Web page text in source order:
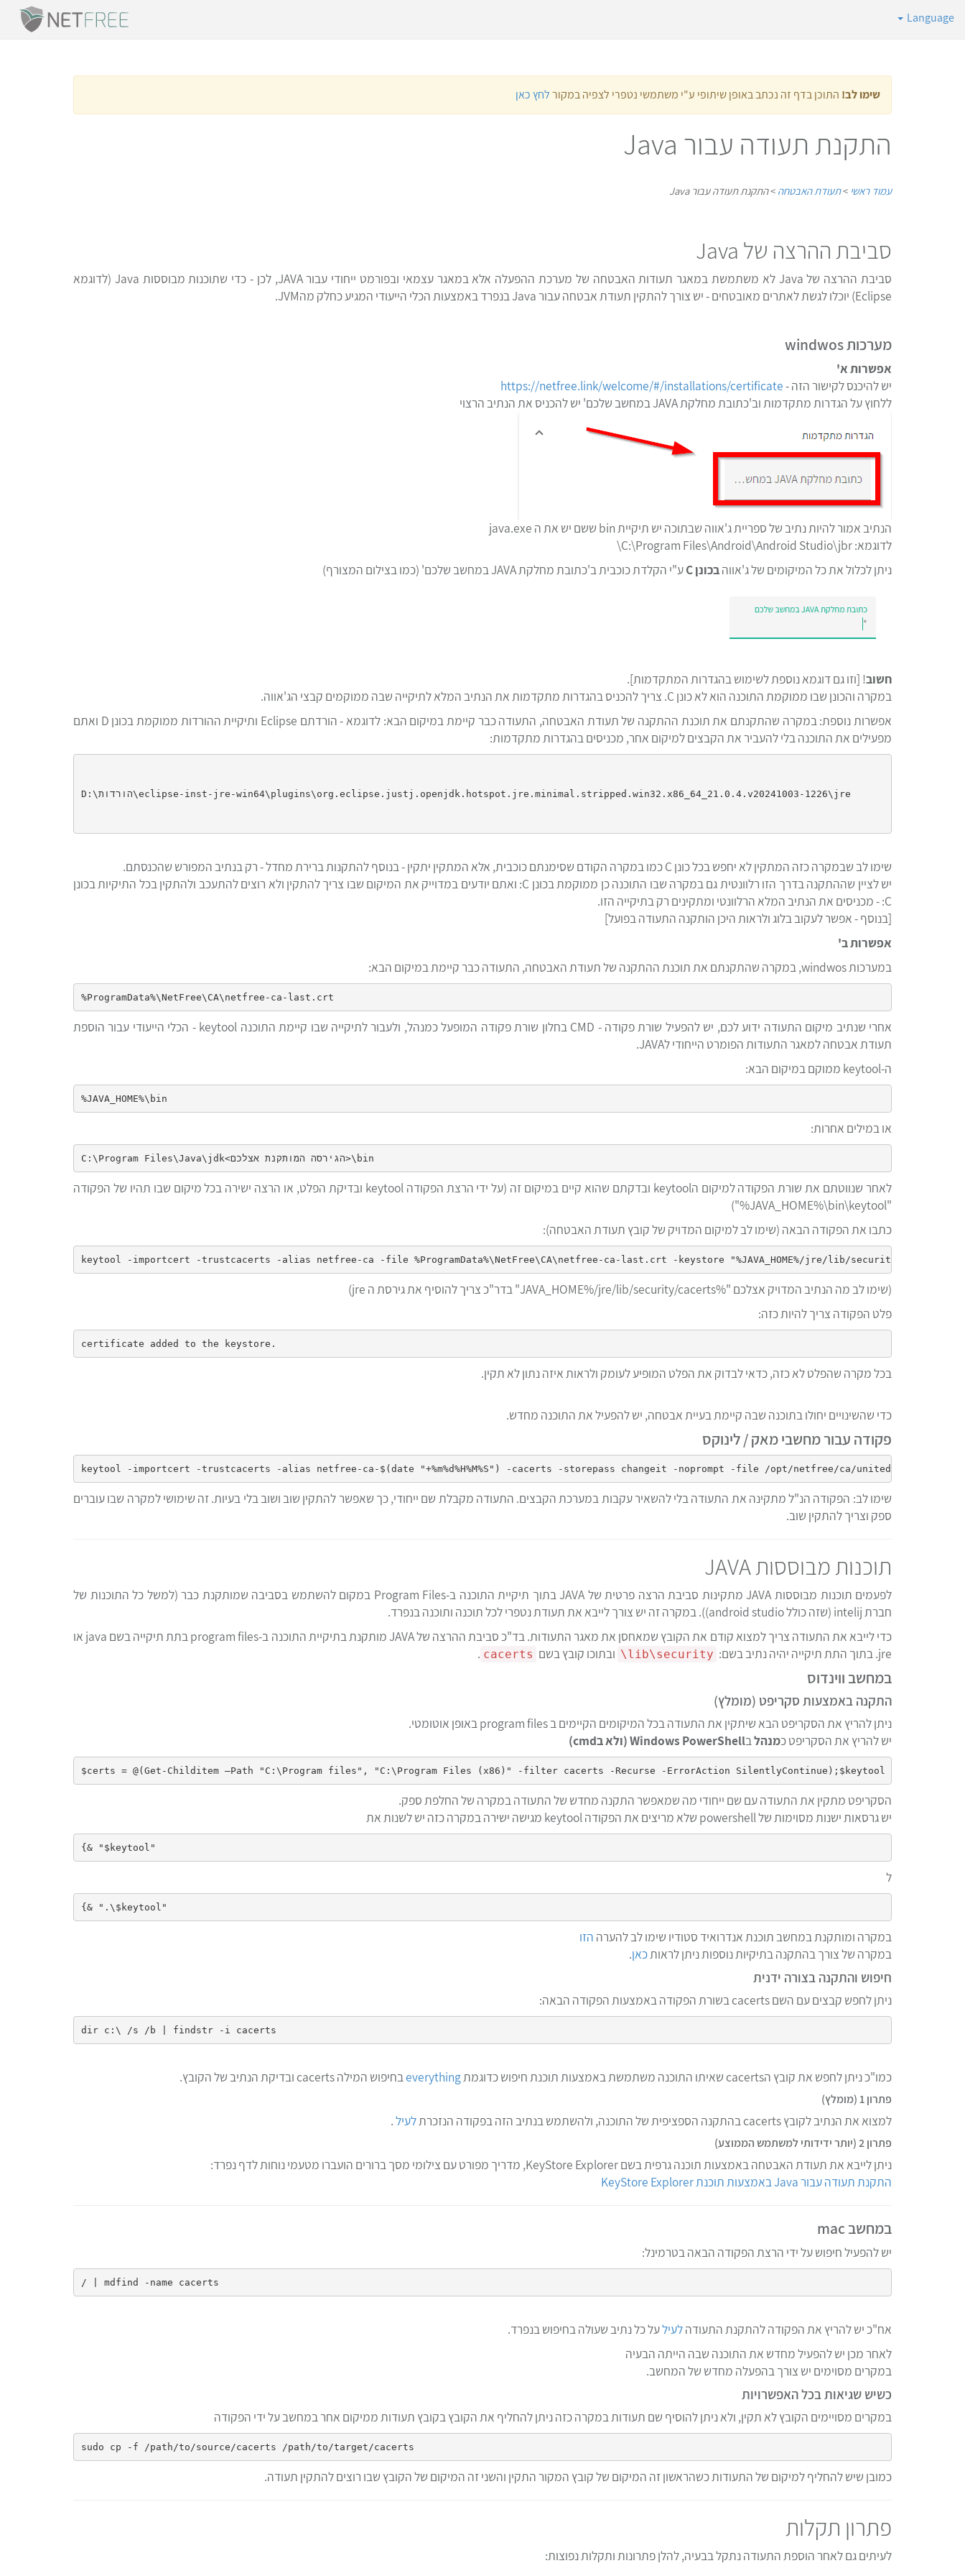
Language
שימו לב! התוכן בדף זה נכתב באופן שיתופי ע"י משתמשי נטפרי לצפיה במקורלחץ כאן
התקנת תעודה עבור Java
עמוד ראשי >תעודת האבטחה >התקנת תעודה עבור Java
סביבת ההרצה של Java
סביבת ההרצה של Java לא משתמשת במאגר תעודות האבטחה של מערכת ההפעלה אלא במאגר עצמאי ובפורמט ייחודי עבור JAVA, לכן - כדי שתוכנות מבוססות Java (לדוגמא
Eclipse) יוכלו לגשת לאתרים מאובטחים - יש צורך להתקין תעודת אבטחה עבור Java בנפרד באמצעות הכלי הייעודי המגיע כחלק מהJVM.
מערכות windwos
אפשרות א'
יש להיכנס לקישור הזה -https://netfree.link/welcome/#/installations/certificate
ללחוץ על הגדרות מתקדמות וב'כתובת מחלקת JAVA במחשב שלכם' יש להכניס את הנתיב הרצוי
הנתיב אמור להיות נתיב של ספריית ג'אווה שבתוכה יש תיקיית bin ששם יש את ה java.exe
לדוגמא: C:\Program Files\Android\Android Studio\jbr\
ניתן לכלול את כל המיקומים של ג'אווהבכונן C ע"י הקלדת כוכבית ב'כתובת מחלקת JAVA במחשב שלכם' (כמו בצילום המצורף)
חשוב! [וזו גם דוגמא נוספת לשימוש בהגדרות המתקדמות].
במקרה והכונן שבו ממוקמת התוכנה הוא לא כונן C. צריך להכניס בהגדרות מתקדמות את הנתיב המלא לתיקייה שבה ממוקמים קבצי הג'אווה.
אפשרות נוספת: במקרה שהתקנתם את תוכנת ההתקנה של תעודת האבטחה, התעודה כבר קיימת במיקום הבא: לדוגמא - הורדתם Eclipse ותיקיית ההורדות ממוקמת בכונן D ואתם
מפעילים את התוכנה בלי להעביר את הקבצים למיקום אחר, מכניסים בהגדרות מתקדמות:
D:\הורדות\eclipse-inst-jre-win64\plugins\org.eclipse.justj.openjdk.hotspot.jre.minimal.stripped.win32.x86_64_21.0.4.v20241003-1226\jre
שימו לב שבמקרה כזה המתקין לא יחפש בכל כונן C כמו במקרה הקודם שסימנתם כוכבית, אלא המתקין יתקין - בנוסף להתקנות ברירת מחדל - רק בנתיב המפורש שהכנסתם.
יש לציין שההתקנה בדרך הזו רלוונטית גם במקרה שבו התוכנה כן ממוקמת בכונן C: ואתם יודעים במדוייק את המיקום שבו צריך להתקין ולא רוצים להתעכב ולהתקין בכל התיקיות בכונן
C: - מכניסים את הנתיב המלא הרלוונטי ומתקינים רק בתיקייה הזו.
[בנוסף - אפשר לעקוב בלוג ולראות היכן הותקנה התעודה בפועל]
אפשרות ב'
במערכות windwos, במקרה שהתקנתם את תוכנת ההתקנה של תעודת האבטחה, התעודה כבר קיימת במיקום הבא:
אחרי שנתיב מיקום התעודה ידוע לכם, יש להפעיל שורת פקודה - CMD בחלון שורת פקודה המופעל כמנהל, ולעבור לתיקייה שבו קיימת התוכנה keytool - הכלי הייעודי עבור הוספת
תעודת אבטחה למאגר התעודות הפומרט הייחודי לJAVA.
ה-keytool ממוקם במיקום הבא:
או במילים אחרות:
לאחר שנווטתם את שורת הפקודה למיקום הkeytool ובדקתם שהוא קיים במיקום זה (על ידי הרצת הפקודה keytool ובדיקת הפלט, או הרצה ישירה בכל מיקום שבו תהיו של הפקודה
"JAVA_HOME%\bin\keytool%")
כתבו את הפקודה הבאה (שימו לב למיקום המדויק של קובץ תעודת האבטחה):
(שימו לב מה הנתיב המדויק אצלכם "%JAVA_HOME%/jre/lib/security/cacerts" בדר"כ צריך להוסיף את גירסת ה jre)
פלט הפקודה צריך להיות כזה:
בכל מקרה שהפלט לא כזה, כדאי לבדוק את הפלט המופיע לעומק ולראות איזה נתון לא תקין.
כדי שהשינויים יחולו בתוכנה שבה קיימת בעיית אבטחה, יש להפעיל את התוכנה מחדש.
פקודה עבור מחשבי מאק / לינוקס
שימו לב: הפקודה הנ"ל מתקינה את התעודה בלי להשאיר עקבות במערכת הקבצים. התעודה מקבלת שם ייחודי, כך שאפשר להתקין שוב ושוב בלי בעיות. זה שימושי למקרה שבו עוברים
ספק וצריך להתקין שוב.
תוכנות מבוססות JAVA
לפעמים תוכנות מבוססות JAVA מתקינות סביבת הרצה פרטית של JAVA בתוך תיקיית התוכנה ב-Program Files במקום להשתמש בסביבה שמותקנת כבר (למשל כל התוכנות של
חברת intelij (שזה כולל android studio)). במקרה זה יש צורך לייבא את תעודת נטפרי לכל תוכנה ותוכנה בנפרד.
כדי לייבא את התעודה צריך למצוא קודם את הקובץ שמאחסן את מאגר התעודות. בד"כ סביבת ההרצה של JAVA מותקנת בתיקיית התוכנה ב-program files בתת תיקייה בשם java או
jre. בתוך התת תיקייה יהיה נתיב בשם:
lib\security\ ובתוכו קובץ בשם cacerts
.
במחשב ווינדוס
התקנה באמצעות סקריפט (מומלץ)
ניתן להריץ את הסקריפט הבא שיתקין את התעודה בכל המיקומים הקיימים ב program files באופן אוטומטי.
יש להריץ את הסקריפט כמנהלבWindows PowerShell (ולא בcmd)
הסקריפט מתקין את התעודה עם שם ייחודי מה שמאפשר התקנה מחדש של התעודה במקרה של החלפת ספק.
יש גרסאות ישנות מסוימות של powershell שלא מריצים את הפקודה keytool מגישה ישירה במקרה כזה יש לשנות את
ל
במקרה ומותקנת במחשב תוכנת אנדרואיד סטודיו שימו לב להערה הזו
במקרה של צורך בהתקנה בתיקיות נוספות ניתן לראותכאן.
חיפוש והתקנה בצורה ידנית
ניתן לחפש קבצים עם השם cacerts בשורת הפקודה באמצעות הפקודה הבאה:
כמו"כ ניתן לחפש את קובץ הcacerts שאיתו התוכנה משתמשת באמצעות תוכנת חיפוש כדוגמת everythingבחיפוש המילה cacerts ובדיקת הנתיב של הקובץ.
פתרון 1 (מומלץ)
למצוא את הנתיב לקובץ cacerts בהתקנה הספציפית של התוכנה, ולהשתמש בנתיב הזה בפקודה הנזכרת לעיל.
פתרון 2 (יותר ידידותי למשתמש הממוצע)
ניתן לייבא את תעודת האבטחה באמצעות תוכנה גרפית בשם KeyStore Explorer, מדריך מפורט עם צילומי מסך ברורים הועברו מטעמי נוחות לדף נפרד:
התקנת תעודה עבור Java באמצעות תוכנת KeyStore Explorer
במחשב mac
יש להפעיל חיפוש על ידי הרצת הפקודה הבאה בטרמינל:
אח"כ יש להריץ את הפקודה להתקנת התעודהלעילעל כל נתיב שעולה בחיפוש בנפרד.
לאחר מכן יש להפעיל מחדש את התוכנה שבה הייתה הבעיה
במקרים מסוימים יש צורך בהפעלה מחדש של המחשב.
כשיש שגיאות בכל האפשרויות
במקרים מסויימים הקובץ לא תקין, ולא ניתן להוסיף שם תעודות במקרה כזה ניתן להחליף את הקובץ בקובץ תעודות ממיקום אחר במחשב על ידי הפקודה
כמובן שיש להחליף למיקום של התעודות כשהראשון זה המיקום של קובץ המקור התקין והשני זה המיקום של הקובץ שבו רוצים להתקין תעודה.
פתרון תקלות
לעיתים גם לאחר הוספת התעודה נתקל בבעיה, להלן פתרונות ותקלות נפוצות: